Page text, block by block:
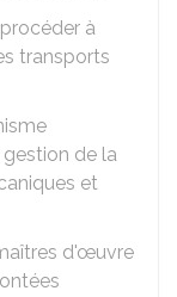
à
transports
de la
et
d'œuvre